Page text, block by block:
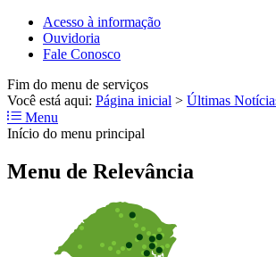
Acesso à informação
Ouvidoria
Fale Conosco
Fim do menu de serviços
Você está aqui: Página inicial > Últimas
Menu
Início do menu principal
Menu de Relevância